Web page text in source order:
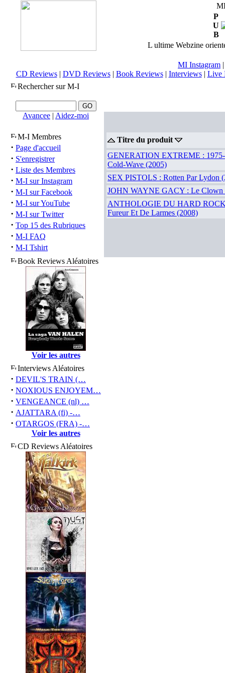
P
U
B
L ultime Webzine
MI Instagram
CD Reviews| DVD Reviews| Book Reviews| Interviews| Live
Rechercher sur M-I
Avancee | Aidez-moi
M-I Membres
· Page d'accueil
· S'enregistrer
· Liste des Membres
· M-I sur Instagram
· M-I sur Facebook
· M-I sur YouTube
· M-I sur Twitter
· Top 15 des Rubriques
· M-I FAQ
· M-I Tshirt
Book Reviews Aléatoires
Voir les autres
Interviews Aléatoires
· DEVIL'S TRAIN (…
· NOXIOUS ENJOYEM…
· VENGEANCE (nl) …
· AJATTARA (fi) -…
· OTARGOS (FRA) -…
Voir les autres
CD Reviews Aléatoires
Titre du produit
GENERATION EXTREME :
Cold-Wave (2005)
SEX PISTOLS : Rotten Par Lydon
JOHN WAYNE GACY : Le Clown
ANTHOLOGIE DU HARD
Fureur Et De Larmes (2008)